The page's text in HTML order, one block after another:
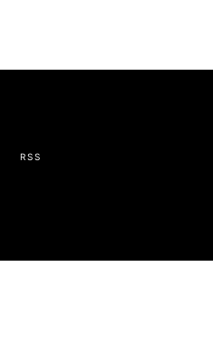
RSS